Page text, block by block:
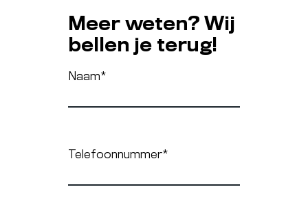
Meer weten? Wij
bellen je terug!
Naam*
Telefoonnummer*